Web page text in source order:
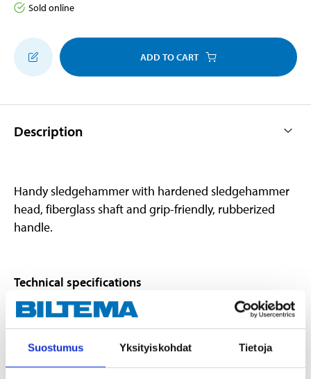
Suostumus Yksityiskohdat Tietoja
Sold online
ADD TO CART
Description
Handy sledgehammer with hardened sledgehammer
head, fiberglass shaft and grip-friendly, rubberized
handle.
Technical specifications
Shaft length
Gross weight
1190 ±60 g
Hammer head